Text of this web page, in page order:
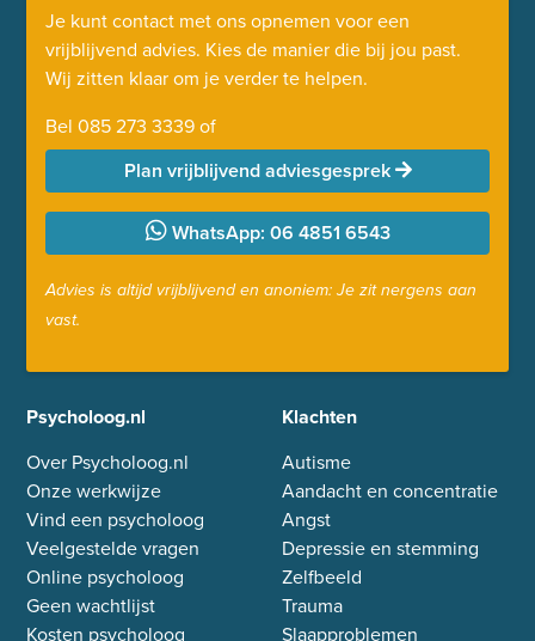
Je kunt contact met ons opnemen voor een
vrijblijvend advies. Kies de manier die bij jou past.
Wij zitten klaar om je verder te helpen.
Bel 085 273 3339of
Plan vrijblijvend adviesgesprek
WhatsApp: 06 4851 6543
Advies is altijd vrijblijvend en anoniem: Je zit nergens aan
vast.
Psycholoog.nl
Over Psycholoog.nl
Onze werkwijze
Vind een psycholoog
Veelgestelde vragen
Online psycholoog
Geen wachtlijst
Kosten psycholoog
Klachten
Autisme
Aandacht en concentratie
Angst
Depressie en stemming
Zelfbeeld
Trauma
Slaapproblemen